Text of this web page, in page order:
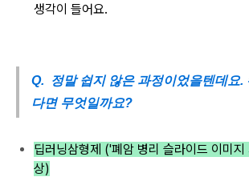
생각이 들어요.
Q. 정말 쉽지 않은 과정이었을텐데요.
다면 무엇일까요?
딥러닝삼형제 ('폐암 병리 슬라이드 이미지
상)